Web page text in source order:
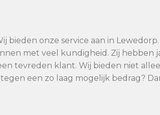
onze service aan in
met veel kundigheid. Zij
tevreden klant. Wij bieden niet
een zo laag mogelijk bedrag?